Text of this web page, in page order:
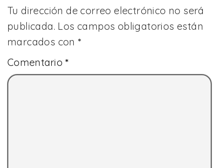
Tu dirección de correo electrónico no será
publicada. Los campos obligatorios están
marcados con*
Comentario*